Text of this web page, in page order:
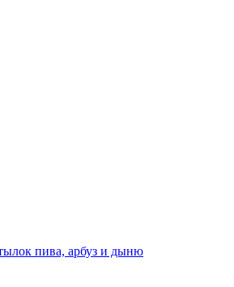
пива, арбуз и дыню